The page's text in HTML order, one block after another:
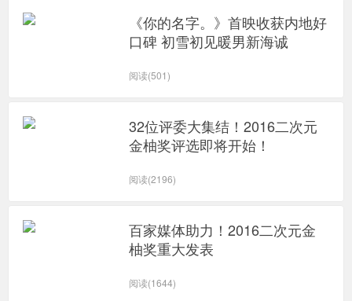
《你的名字。》首映收获内地好
口碑 初雪初见暖男新海诚
阅读(501)
32位评委大集结！2016二次元
金柚奖评选即将开始！
阅读(2196)
百家媒体助力！2016二次元金
柚奖重大发表
阅读(1644)